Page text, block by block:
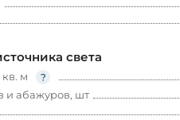
света
м
и абажуров, шт